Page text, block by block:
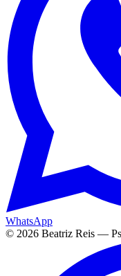
WhatsApp
© 2026 Beatriz Reis —